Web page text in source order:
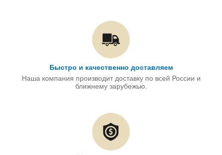
Быстро и качественно доставляем
Наша компания производит доставку по всей России и
ближнему зарубежью.